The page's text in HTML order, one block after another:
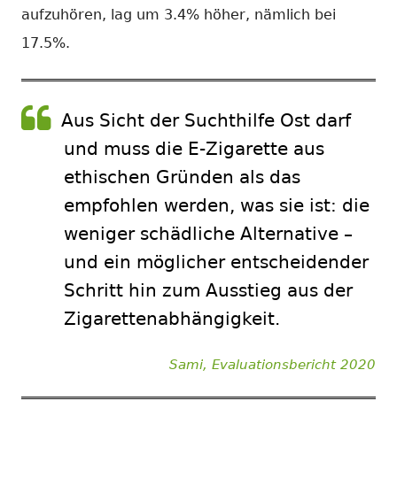
aufzuhören, lag um 3.4% höher, nämlich bei
17.5%.
Aus Sicht der Suchthilfe Ost darf
und muss die E-Zigarette aus
ethischen Gründen als das
empfohlen werden, was sie ist: die
weniger schädliche Alternative –
und ein möglicher entscheidender
Schritt hin zum Ausstieg aus der
Zigarettenabhängigkeit.
Sami, Evaluationsbericht 2020